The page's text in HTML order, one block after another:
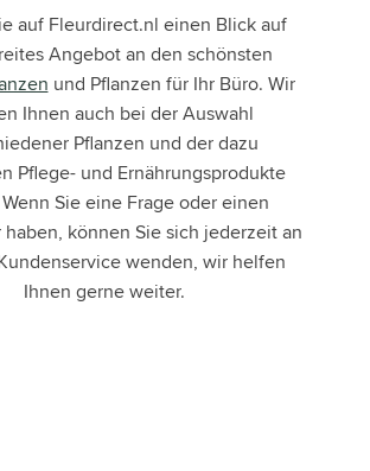
auf Fleurdirect.nl einen Blick auf
Angebot an den schönsten
und Pflanzen für Ihr Büro. Wir
Ihnen auch bei der Auswahl
Pflanzen und der dazu
Pflege- und Ernährungsprodukte
Sie eine Frage oder einen
haben, können Sie sich jederzeit an
wenden, wir helfen
Ihnen gerne weiter.